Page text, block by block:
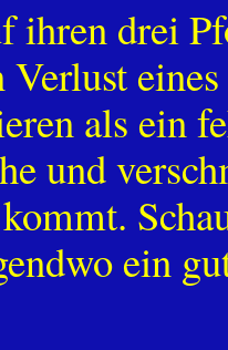
ihren drei
als ein
und
ein